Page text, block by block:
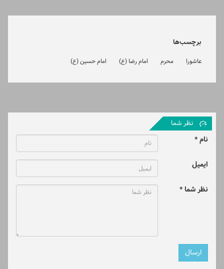
برچسب‌ها
عاشورا محرم امام رضا (ع) امام حسین (ع)
نظر شما
نام *
ایمیل
نظر شما *